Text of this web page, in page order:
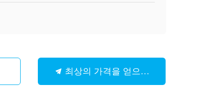
최상의 가격을 얻으세요